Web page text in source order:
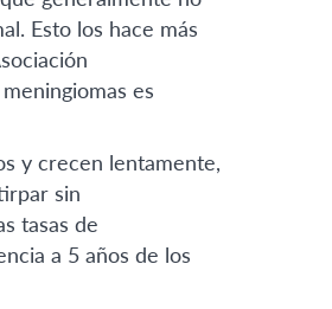
Esto los hace más
es
y crecen lentamente,
sin
tasas de
a 5 años de los